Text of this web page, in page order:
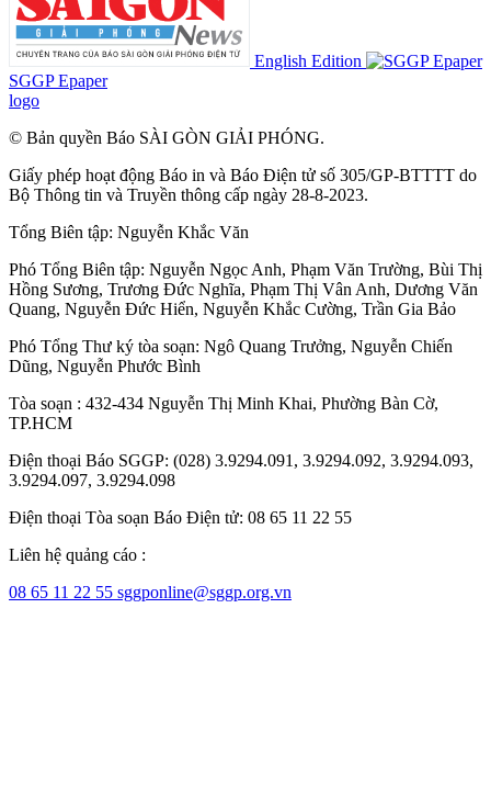
English Edition
SGGP Epaper
logo
© Bản quyền Báo SÀI GÒN GIẢI PHÓNG.
Giấy phép hoạt động Báo in và Báo Điện tử số 305/GP-BTTTT do
Bộ Thông tin và Truyền thông cấp ngày 28-8-2023.
Tổng Biên tập: Nguyễn Khắc Văn
Phó Tổng Biên tập: Nguyễn Ngọc Anh, Phạm Văn Trường, Bùi Thị
Hồng Sương, Trương Đức Nghĩa, Phạm Thị Vân Anh, Dương Văn
Quang, Nguyễn Đức Hiển, Nguyễn Khắc Cường, Trần Gia Bảo
Phó Tổng Thư ký tòa soạn: Ngô Quang Trưởng, Nguyễn Chiến
Dũng, Nguyễn Phước Bình
Tòa soạn : 432-434 Nguyễn Thị Minh Khai, Phường Bàn Cờ,
TP.HCM
Điện thoại Báo SGGP: (028) 3.9294.091, 3.9294.092, 3.9294.093,
3.9294.097, 3.9294.098
Điện thoại Tòa soạn Báo Điện tử: 08 65 11 22 55
Liên hệ quảng cáo :
08 65 11 22 55 sggponline@sggp.org.vn